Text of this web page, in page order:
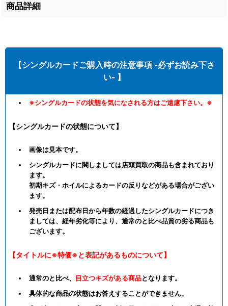
商品詳細
【シングルカードご購入時の注意事項 -必ずお読み下さ
い- 】
※シングルカードの状態を気になされる方はご遠慮下さい。※
【シングルカードの状態について】
画像は見本です。
シングルカードに関しましては店頭買取の商品も含まれており
ます。
初期キズ・ホイルによるカードの反りなどがある場合がござい
ます。
発売日または配布日から年数の経過したシングルカードにつき
ましては、経年劣化等により、通常のと比べ品質の劣る商品も
ございます。
【タイトルに※特価※と表記があるものについて】
通常のと比べ、 目立つキズがある商品となります。
具体的な商品の状態はお答えすることができません。